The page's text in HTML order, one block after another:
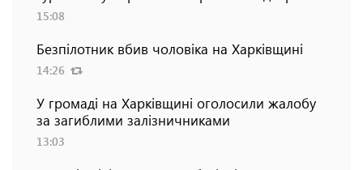
15:08
Безпілотник вбив чоловіка на Харківщині
14:26
У громаді на Харківщині оголосили жалобу
за загиблими залізничниками
13:03